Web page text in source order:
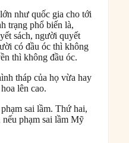
như quốc gia cho tới
trạng phổ biến là,
sách, người quyết
có đầu óc thì không
thì không đầu óc.
tháp của họ vừa hay
lên cao.
sai lầm. Thứ hai,
phạm sai lầm Mỹ